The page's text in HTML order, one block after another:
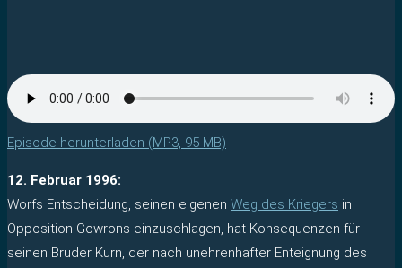
Episode herunterladen (MP3, 95 MB)
12. Februar 1996:
Worfs Entscheidung, seinen eigenen Weg des Kriegers in
Opposition Gowrons einzuschlagen, hat Konsequenzen für
seinen Bruder Kurn, der nach unehrenhafter Enteignung des